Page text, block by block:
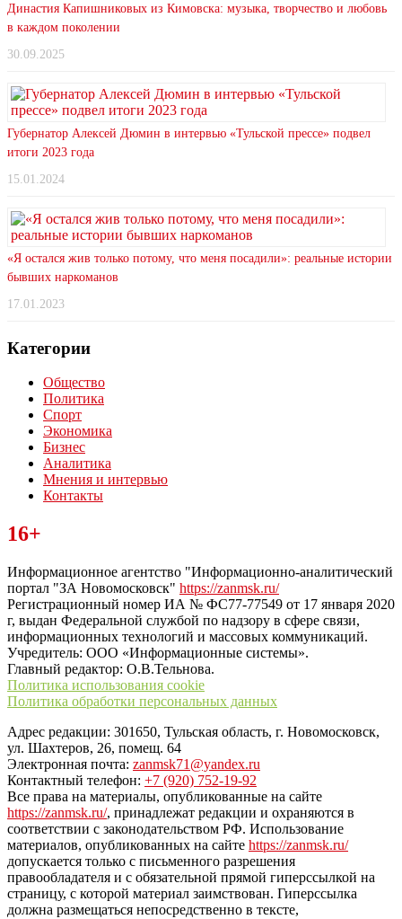
Династия Капишниковых из Кимовска: музыка, творчество и любовь
в каждом поколении
30.09.2025
Губернатор Алексей Дюмин в интервью «Тульской прессе» подвел
итоги 2023 года
15.01.2024
«Я остался жив только потому, что меня посадили»: реальные истории
бывших наркоманов
17.01.2023
Категории
Общество
Политика
Спорт
Экономика
Бизнес
Аналитика
Мнения и интервью
Контакты
Читайте последние новости дня в Тульской области на сайте
“ЗаНовомосковск”
16+
Информационное агентство "Информационно-аналитический
портал "ЗА Новомосковск" https://zanmsk.ru/
Регистрационный номер ИА № ФС77-77549 от 17 января 2020
г, выдан Федеральной службой по надзору в сфере связи,
информационных технологий и массовых коммуникаций.
Учредитель: ООО «Информационные системы».
Главный редактор: О.В.Тельнова.
Политика использования cookie
Политика обработки персональных данных
Адрес редакции: 301650, Тульская область, г. Новомосковск,
ул. Шахтеров, 26, помещ. 64
Электронная почта: zanmsk71@yandex.ru
Контактный телефон: +7 (920) 752-19-92
Все права на материалы, опубликованные на сайте
https://zanmsk.ru/, принадлежат редакции и охраняются в
соответствии с законодательством РФ. Использование
материалов, опубликованных на сайте https://zanmsk.ru/
допускается только с письменного разрешения
правообладателя и с обязательной прямой гиперссылкой на
страницу, с которой материал заимствован. Гиперссылка
должна размещаться непосредственно в тексте,